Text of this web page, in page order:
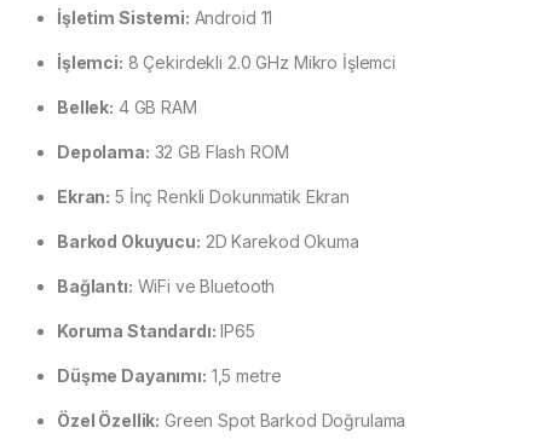
İşletim Sistemi: Android 11
İşlemci: 8 Çekirdekli 2.0 GHz Mikro İşlemci
Bellek: 4 GB RAM
Depolama: 32 GB Flash ROM
Ekran: 5 İnç Renkli Dokunmatik Ekran
Barkod Okuyucu: 2D Karekod Okuma
Bağlantı: WiFi ve Bluetooth
Koruma Standardı: IP65
Düşme Dayanımı: 1,5 metre
Özel Özellik: Green Spot Barkod Doğrulama